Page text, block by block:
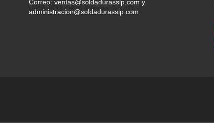
Correo: ventas@soldadurasslp.com y
administracion@soldadurasslp.com